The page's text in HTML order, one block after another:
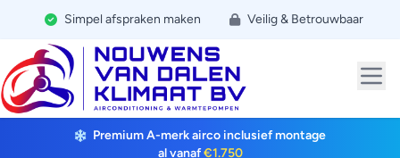
Simpel afspraken maken Veilig & Betrouwbaar
Premium A-merk airco inclusief montage
al vanaf€1.750